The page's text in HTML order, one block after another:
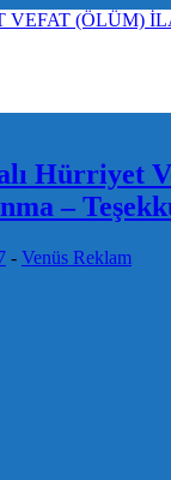
Hürriyet
–
- Venüs Reklam